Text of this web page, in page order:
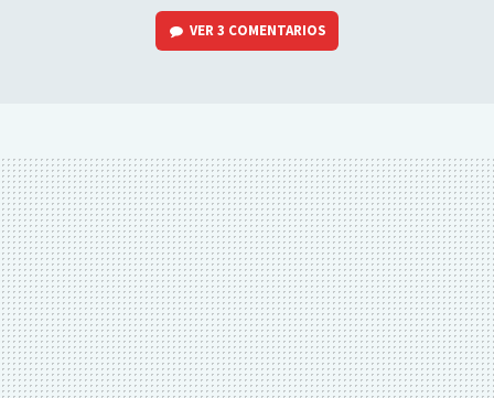
VER3 COMENTARIOS